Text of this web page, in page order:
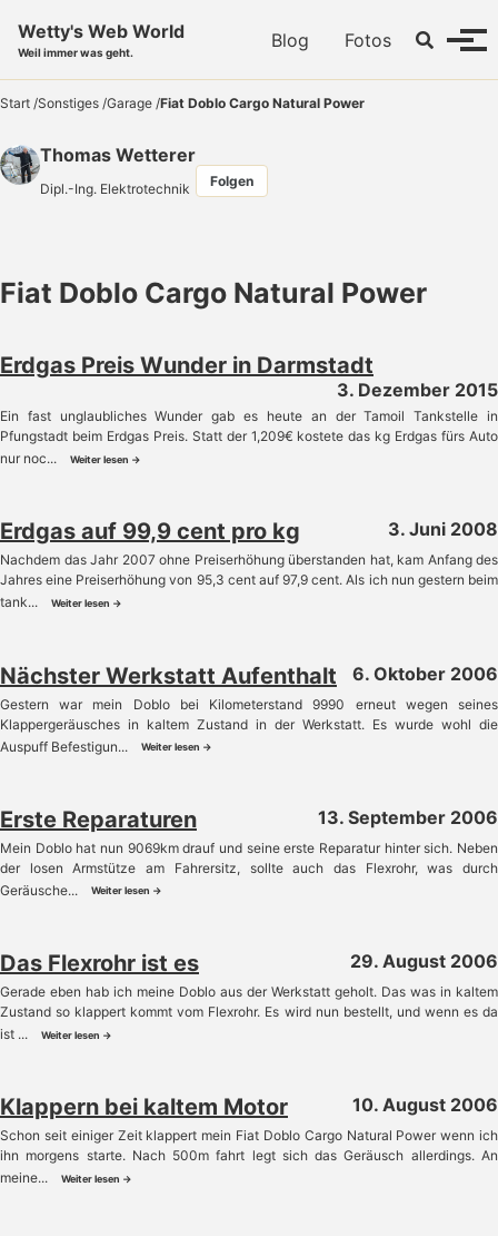
Wetty's Web World
Weil immer was geht.
Blog Fotos Toggle
Start /Sonstiges /Garage /Fiat Doblo Cargo Natural Power
Thomas Wetterer
Dipl.-Ing. Elektrotechnik Folgen
Fiat Doblo Cargo Natural Power
Erdgas Preis Wunder in Darmstadt
3. Dezember 2015
Ein fast unglaubliches Wunder gab es heute an der Tamoil Tankstelle in
Pfungstadt beim Erdgas Preis. Statt der 1,209€ kostete das kg Erdgas fürs Auto
nur noc...
Weiter lesen →
Erdgas auf 99,9 cent pro kg 3. Juni 2008
Nachdem das Jahr 2007 ohne Preiserhöhung überstanden hat, kam Anfang des
Jahres eine Preiserhöhung von 95,3 cent auf 97,9 cent. Als ich nun gestern beim
tank...
Weiter lesen →
Nächster Werkstatt Aufenthalt 6. Oktober 2006
Gestern war mein Doblo bei Kilometerstand 9990 erneut wegen seines
Klappergeräusches in kaltem Zustand in der Werkstatt. Es wurde wohl die
Auspuff Befestigun...
Weiter lesen →
Erste Reparaturen 13. September 2006
Mein Doblo hat nun 9069km drauf und seine erste Reparatur hinter sich. Neben
der losen Armstütze am Fahrersitz, sollte auch das Flexrohr, was durch
Geräusche...
Weiter lesen →
Das Flexrohr ist es 29. August 2006
Gerade eben hab ich meine Doblo aus der Werkstatt geholt. Das was in kaltem
Zustand so klappert kommt vom Flexrohr. Es wird nun bestellt, und wenn es da
ist ...
Weiter lesen →
Klappern bei kaltem Motor 10. August 2006
Schon seit einiger Zeit klappert mein Fiat Doblo Cargo Natural Power wenn ich
ihn morgens starte. Nach 500m fahrt legt sich das Geräusch allerdings. An
meine...
Weiter lesen →